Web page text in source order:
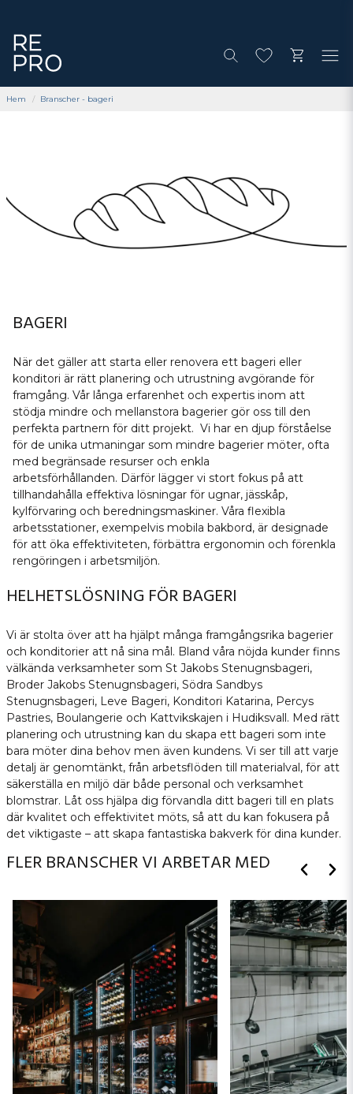
Hem Branscher - bageri
BAGERI
När det gäller att starta eller renovera ett bageri eller
konditori är rätt planering och utrustning avgörande för
framgång. Vår långa erfarenhet och expertis inom att
stödja mindre och mellanstora bagerier gör oss till den
perfekta partnern för ditt projekt. Vi har en djup förståelse
för de unika utmaningar som mindre bagerier möter, ofta
med begränsade resurser och enkla
arbetsförhållanden. Därför lägger vi stort fokus på att
tillhandahålla effektiva lösningar för ugnar, jässkåp,
kylförvaring och beredningsmaskiner. Våra flexibla
arbetsstationer, exempelvis mobila bakbord, är designade
för att öka effektiviteten, förbättra ergonomin och förenkla
rengöringen i arbetsmiljön.
HELHETSLÖSNING FÖR BAGERI
Vi är stolta över att ha hjälpt många framgångsrika bagerier
och konditorier att nå sina mål. Bland våra nöjda kunder finns
välkända verksamheter som St Jakobs Stenugnsbageri,
Broder Jakobs Stenugnsbageri, Södra Sandbys
Stenugnsbageri, Leve Bageri, Konditori Katarina, Percys
Pastries, Boulangerie och Kattvikskajen i Hudiksvall. Med rätt
planering och utrustning kan du skapa ett bageri som inte
bara möter dina behov men även kundens. Vi ser till att varje
detalj är genomtänkt, från arbetsflöden till materialval, för att
säkerställa en miljö där både personal och verksamhet
blomstrar. Låt oss hjälpa dig förvandla ditt bageri till en plats
där kvalitet och effektivitet möts, så att du kan fokusera på
det viktigaste – att skapa fantastiska bakverk för dina kunder.
FLER BRANSCHER VI ARBETAR MED